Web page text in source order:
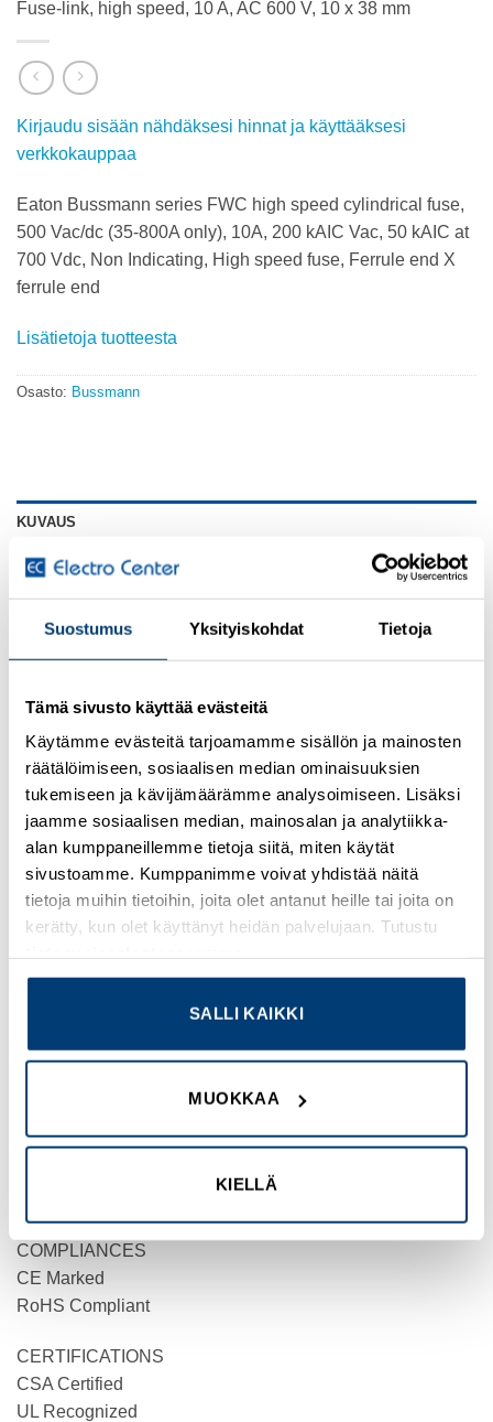
Suostumus Yksityiskohdat Tietoja
Tämä sivusto käyttää evästeitä
Käytämme evästeitä tarjoamamme sisällön ja mainosten
räätälöimiseen, sosiaalisen median ominaisuuksien
tukemiseen ja kävijämäärämme analysoimiseen. Lisäksi
jaamme sosiaalisen median, mainosalan ja analytiikka-
alan kumppaneillemme tietoja siitä, miten käytät
sivustoamme. Kumppanimme voivat yhdistää näitä
tietoja muihin tietoihin, joita olet antanut heille tai joita on
kerätty, kun olet käyttänyt heidän palvelujaan. Tutustu
SALLI KAIKKI
MUOKKAA
KIELLÄ
Fuse-link, high speed, 10 A, AC 600 V, 10 x 38 mm
Kirjaudu sisään nähdäksesi hinnat ja käyttääksesi
verkkokauppaa
Eaton Bussmann series FWC high speed cylindrical fuse,
500 Vac/dc (35-800A only), 10A, 200 kAIC Vac, 50 kAIC at
700 Vdc, Non Indicating, High speed fuse, Ferrule end X
ferrule end
Lisätietoja tuotteesta
Osasto: Bussmann
KUVAUS
GENERAL SPECIFICATIONS
PRODUCT NAME
Eaton Bussmann series high speed cylindrical fuse
CATALOG NUMBER
FWC-10A10F
5027590499316
PRODUCT LENGTH/DEPTH
11 mm
COMPLIANCES
CE Marked
RoHS Compliant
CERTIFICATIONS
CSA Certified
UL Recognized